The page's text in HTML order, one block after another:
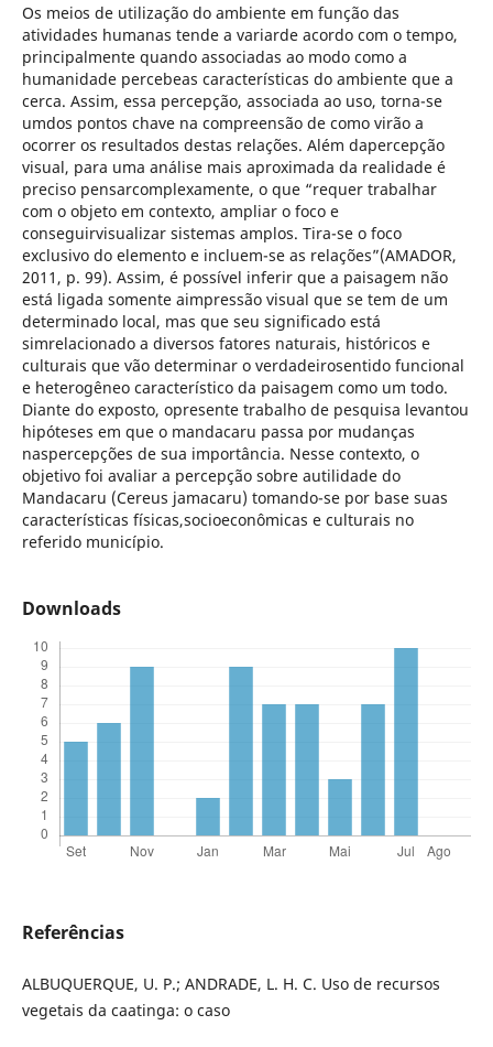
Os meios de utilização do ambiente em função das
atividades humanas tende a variarde acordo com o tempo,
principalmente quando associadas ao modo como a
humanidade percebeas características do ambiente que a
cerca. Assim, essa percepção, associada ao uso, torna-se
umdos pontos chave na compreensão de como virão a
ocorrer os resultados destas relações. Além dapercepção
visual, para uma análise mais aproximada da realidade é
preciso pensarcomplexamente, o que “requer trabalhar
com o objeto em contexto, ampliar o foco e
conseguirvisualizar sistemas amplos. Tira-se o foco
exclusivo do elemento e incluem-se as relações”(AMADOR,
2011, p. 99). Assim, é possível inferir que a paisagem não
está ligada somente aimpressão visual que se tem de um
determinado local, mas que seu significado está
simrelacionado a diversos fatores naturais, históricos e
culturais que vão determinar o verdadeirosentido funcional
e heterogêneo característico da paisagem como um todo.
Diante do exposto, opresente trabalho de pesquisa levantou
hipóteses em que o mandacaru passa por mudanças
naspercepções de sua importância. Nesse contexto, o
objetivo foi avaliar a percepção sobre autilidade do
Mandacaru (Cereus jamacaru) tomando-se por base suas
características físicas,socioeconômicas e culturais no
referido município.
Downloads
Referências
ALBUQUERQUE, U. P.; ANDRADE, L. H. C. Uso de recursos
vegetais da caatinga: o caso